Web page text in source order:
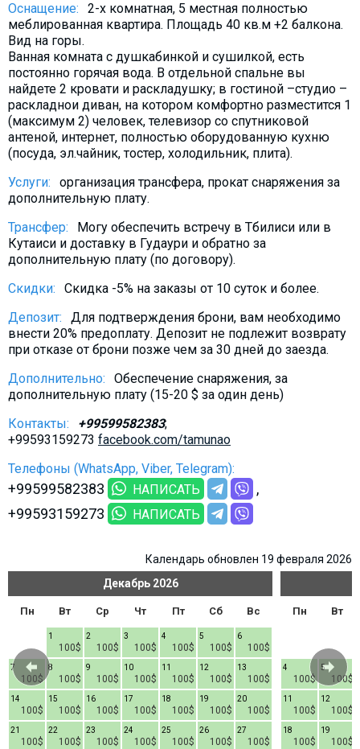
Оснащение:
2-х комнатная, 5 местная полностью
меблированная квартира. Площадь 40 кв.м +2 балкона.
Вид на горы.
Ванная комната с душкабинкой и сушилкой, есть
постоянно горячая вода. В отдельной спальне вы
найдете 2 кровати и раскладушку; в гостиной –студио –
раскладнои диван, на котором комфортно разместится 1
(максимум 2) человек, телевизор со спутниковой
антеной, интернет, полностью оборудованную кухню
(посуда, эл.чайник, тостер, холодильник, плита).
Услуги:
организация трансфера, прокат снаряжения за
дополнительную плату.
Трансфер:
Могу обеспечить встречу в Тбилиси или в
Кутаиси и доставку в Гудаури и обратно за
дополнительную плату (по договору).
Скидки:
Скидка -5% на заказы от 10 суток и более.
Депозит:
Для подтверждения брони, вам необходимо
внести 20% предоплату. Депозит не подлежит возврату
при отказе от брони позже чем за 30 дней до заезда.
Дополнительно:
Обеспечение снаряжения, за
дополнительную плату (15-20 $ за один день)
Контакты:
+99599582383;
+99593159273 facebook.com/tamunao
Телефоны (WhatsApp, Viber, Telegram):
+99599582383 НАПИСАТЬ
+99593159273 НАПИСАТЬ
Календарь обновлен 19 февраля 2026
Декабрь 2026
Пн Вт Ср Чт Пт Сб Вс
100$
1
100$
2
100$
3
100$
4
100$
5
100$
6
100$
7
100$
8
100$
9
100$
10
100$
11
100$
12
100$
13
100$
14
100$
15
100$
16
100$
17
100$
18
100$
19
100$
20
100$
21
100$
22
100$
23
100$
24
100$
25
100$
26
100$
27
Пн Вт
100$
4
100$
5
100$
11
100$
12
100$
18
100$
19
Деньги
Мобильная связь
Галерея
Отчеты
Безопасность